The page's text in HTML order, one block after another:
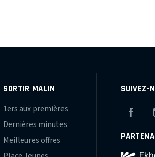
SORTIR MALIN
1ers aux premières
Dernières minutes
Meilleures offres
SUIVEZ-